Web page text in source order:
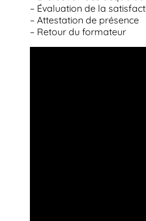
– Évaluation de la
– Attestation de présence
– Retour du formateur